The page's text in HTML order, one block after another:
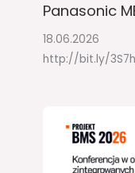
Panasonic
http://bit.ly/